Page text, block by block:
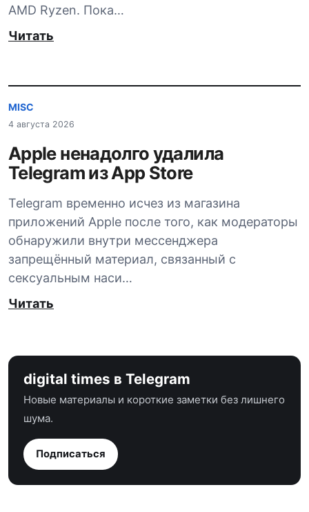
AMD Ryzen. Пока…
Читать
MISC
4 августа 2026
Apple ненадолго удалила
Telegram из App Store
Telegram временно исчез из магазина
приложений Apple после того, как модераторы
обнаружили внутри мессенджера
запрещённый материал, связанный с
сексуальным наси…
Читать
digital times в Telegram
Новые материалы и короткие заметки без лишнего
шума.
Подписаться